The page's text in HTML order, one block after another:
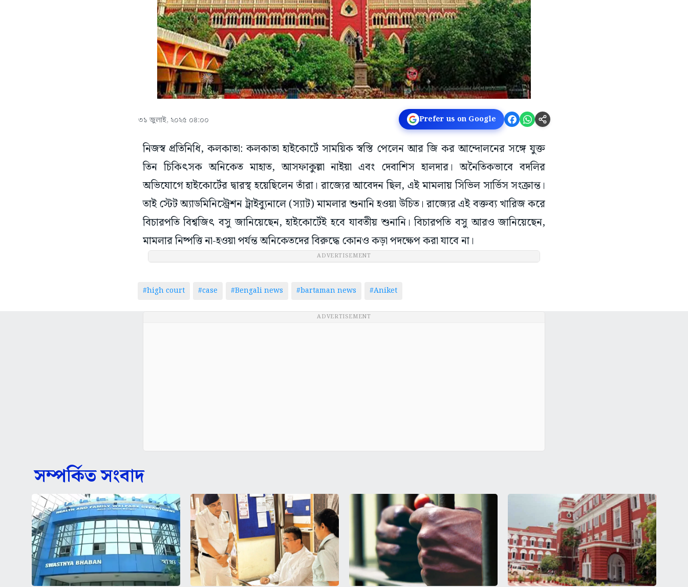
৩১ জুলাই, ২০২৫ ০৪:০০ Prefer us on Google
নিজস্ব প্রতিনিধি, কলকাতা: কলকাতা হাইকোর্টে সাময়িক স্বস্তি পেলেন আর জি কর আন্দোলনের সঙ্গে যুক্ত
তিন চিকিৎসক অনিকেত মাহাত, আসফাকুল্লা নাইয়া এবং দেবাশিস হালদার। অনৈতিকভাবে বদলির
অভিযোগে হাইকোর্টের দ্বারস্থ হয়েছিলেন তাঁরা। রাজ্যের আবেদন ছিল, এই মামলায় সিভিল সার্ভিস সংক্রান্ত।
তাই স্টেট অ্যাডমিনিস্ট্রেশন ট্রাইব্যুনালে (স্যাট) মামলার শুনানি হওয়া উচিত। রাজ্যের এই বক্তব্য খারিজ করে
বিচারপতি বিশ্বজিৎ বসু জানিয়েছেন, হাইকোর্টেই হবে যাবতীয় শুনানি। বিচারপতি বসু আরও জানিয়েছেন,
মামলার নিষ্পত্তি না-হওয়া পর্যন্ত অনিকেতদের বিরুদ্ধে কোনও কড়া পদক্ষেপ করা যাবে না।
ADVERTISEMENT
#high court #case #Bengali news #bartaman news #Aniket
ADVERTISEMENT
সম্পর্কিত সংবাদ